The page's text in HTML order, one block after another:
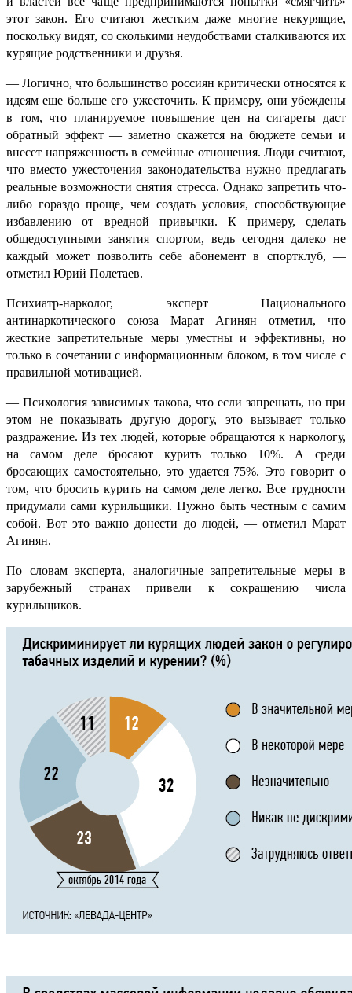
этот закон. Его считают жестким даже многие некурящие,
поскольку видят, со сколькими неудобствами сталкиваются их
курящие родственники и друзья.
— Логично, что большинство россиян критически относятся к
идеям еще больше его ужесточить. К примеру, они убеждены
в том, что планируемое повышение цен на сигареты даст
обратный эффект — заметно скажется на бюджете семьи и
внесет напряженность в семейные отношения. Люди считают,
что вместо ужесточения законодательства нужно предлагать
реальные возможности снятия стресса. Однако запретить что-
либо гораздо проще, чем создать условия, способствующие
избавлению от вредной привычки. К примеру, сделать
общедоступными занятия спортом, ведь сегодня далеко не
каждый может позволить себе абонемент в спортклуб, —
отметил Юрий Полетаев.
Психиатр-нарколог, эксперт Национального
антинаркотического союза Марат Агинян отметил, что
жесткие запретительные меры уместны и эффективны, но
только в сочетании с информационным блоком, в том числе с
правильной мотивацией.
— Психология зависимых такова, что если запрещать, но при
этом не показывать другую дорогу, это вызывает только
раздражение. Из тех людей, которые обращаются к наркологу,
на самом деле бросают курить только 10%. А среди
бросающих самостоятельно, это удается 75%. Это говорит о
том, что бросить курить на самом деле легко. Все трудности
придумали сами курильщики. Нужно быть честным с самим
собой. Вот это важно донести до людей, — отметил Марат
Агинян.
По словам эксперта, аналогичные запретительные меры в
зарубежный странах привели к сокращению числа
курильщиков.